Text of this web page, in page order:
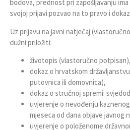
bodova, prednost pri zapošljavanju
svojoj prijavi pozvao na to pravo i
Uz prijavu na javni natječaj
dužni priložiti:
životopis (vlastoručno potpisan),
dokaz o hrvatskom
putovnica ili domovnica),
dokaz o stručnoj spremi:
uvjerenje o nevođenju
mjeseca od dana objave javnog
uvjerenje o položenome